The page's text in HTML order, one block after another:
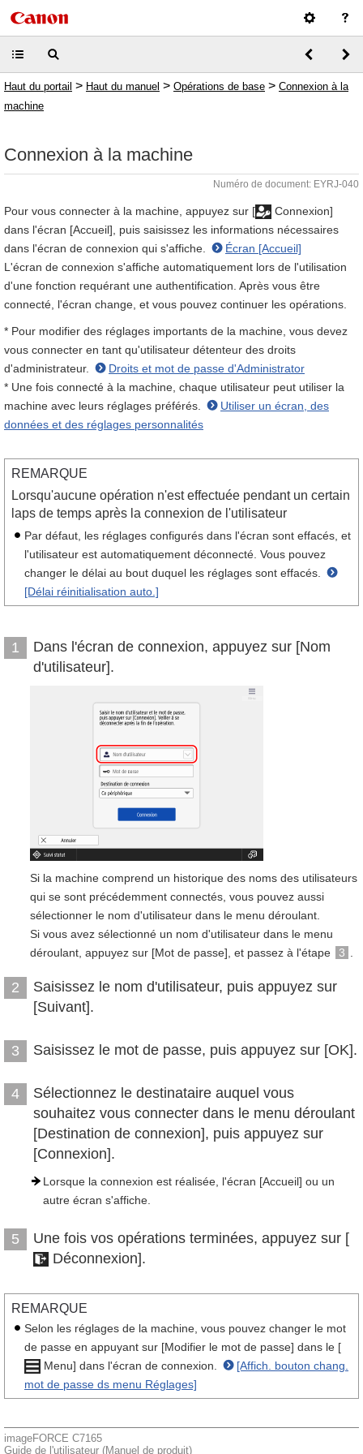
Haut du portail > Haut du manuel > Opérations de base > Connexion à la
machine
Connexion à la machine
Numéro de document: EYRJ-040
Pour vous connecter à la machine, appuyez sur [
Connexion]
dans l'écran [Accueil], puis saisissez les informations nécessaires
dans l'écran de connexion qui s'affiche.
Écran [Accueil]
L'écran de connexion s'affiche automatiquement lors de l'utilisation
d'une fonction requérant une authentification. Après vous être
connecté, l'écran change, et vous pouvez continuer les opérations.
* Pour modifier des réglages importants de la machine, vous devez
vous connecter en tant qu'utilisateur détenteur des droits
d'administrateur.
Droits et mot de passe d'Administrator
* Une fois connecté à la machine, chaque utilisateur peut utiliser la
machine avec leurs réglages préférés.
Utiliser un écran, des
données et des réglages personnalités
REMARQUE
Lorsqu'aucune opération n'est effectuée pendant un certain
laps de temps après la connexion de l'utilisateur
Par défaut, les réglages configurés dans l'écran sont effacés, et
l'utilisateur est automatiquement déconnecté. Vous pouvez
changer le délai au bout duquel les réglages sont effacés.
[Délai réinitialisation auto.]
1
Dans l'écran de connexion, appuyez sur [Nom
d'utilisateur].
Si la machine comprend un historique des noms des utilisateurs
qui se sont précédemment connectés, vous pouvez aussi
sélectionner le nom d'utilisateur dans le menu déroulant.
Si vous avez sélectionné un nom d'utilisateur dans le menu
déroulant, appuyez sur [Mot de passe], et passez à l'étape
3
2
Saisissez le nom d'utilisateur, puis appuyez sur
[Suivant].
3 Saisissez le mot de passe, puis appuyez sur [OK].
4
Sélectionnez le destinataire auquel vous
souhaitez vous connecter dans le menu déroulant
[Destination de connexion], puis appuyez sur
[Connexion].
Lorsque la connexion est réalisée, l'écran [Accueil] ou un
autre écran s'affiche.
5
Une fois vos opérations terminées, appuyez sur [
Déconnexion].
REMARQUE
Selon les réglages de la machine, vous pouvez changer le mot
de passe en appuyant sur [Modifier le mot de passe] dans le [
Menu] dans l'écran de connexion.
[Affich. bouton chang.
mot de passe ds menu Réglages]
imageFORCE C7165
Guide de l'utilisateur (Manuel de produit)